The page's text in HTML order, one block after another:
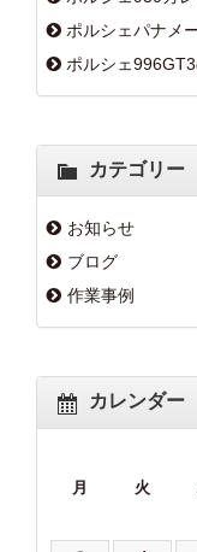
ポルシェパナメ
ポルシェ
カテゴリー
お知らせ
ブログ
作業事例
カレンダー
月 火